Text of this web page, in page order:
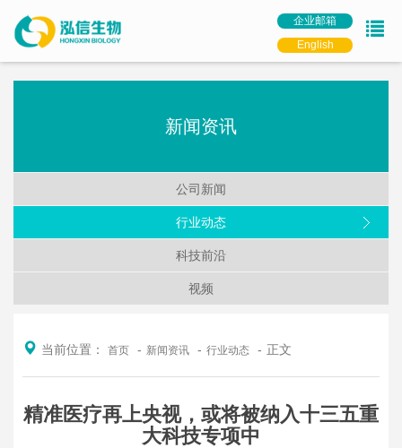
企业邮箱
English
新闻资讯
公司新闻
行业动态
科技前沿
视频
当前位置： 首页 新闻资讯 行业动态 正文
精准医疗再上央视，或将被纳入十三五重
大科技专项中